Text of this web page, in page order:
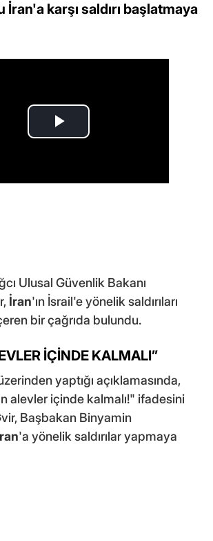
karşı saldırı başlatmaya
Ulusal Güvenlik Bakanı
İran'ın İsrail'e yönelik saldırıları
bir çağrıda bulundu.
İÇİNDE KALMALI”
yaptığı açıklamasında,
alevler içinde kalmalı!" ifadesini
Başbakan Binyamin
'a yönelik saldırılar yapmaya